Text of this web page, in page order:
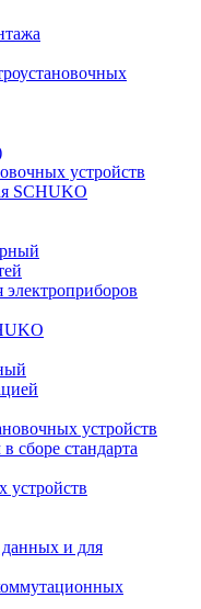
устройств
SCHUKO
устройств
сборе стандарта
устройств
данных и для